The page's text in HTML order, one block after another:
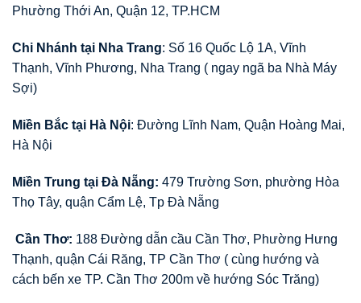
Phường Thới An, Quận 12, TP.HCM
Chi Nhánh tại Nha Trang: Số 16 Quốc Lộ 1A, Vĩnh
Thạnh, Vĩnh Phương, Nha Trang ( ngay ngã ba Nhà Máy
Sợi)
Miền Bắc tại Hà Nội: Đường Lĩnh Nam, Quận Hoàng Mai,
Hà Nội
Miền Trung tại Đà Nẵng: 479 Trường Sơn, phường Hòa
Thọ Tây, quận Cẩm Lệ, Tp Đà Nẵng
Cần Thơ: 188 Đường dẫn cầu Cần Thơ, Phường Hưng
Thạnh, quận Cái Răng, TP Cần Thơ ( cùng hướng và
cách bến xe TP. Cần Thơ 200m về hướng Sóc Trăng)